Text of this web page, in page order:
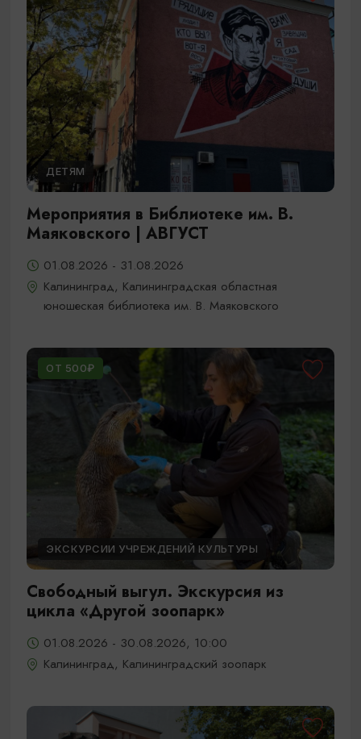
ДЕТЯМ
Мероприятия в Библиотеке им. В.
Маяковского | АВГУСТ
01.08.2026 - 31.08.2026
Калининград, Калининградская областная
юношеская библиотека им. В. Маяковского
ОТ 500₽
ЭКСКУРСИИ УЧРЕЖДЕНИЙ КУЛЬТУРЫ
Свободный выгул. Экскурсия из
цикла «Другой зоопарк»
01.08.2026 - 30.08.2026, 10:00
Калининград, Калининградский зоопарк